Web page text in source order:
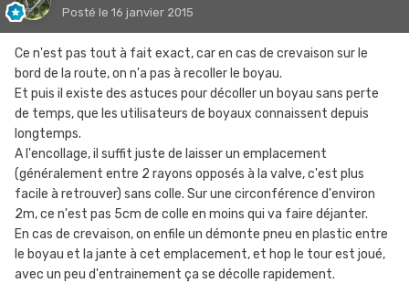
Posté le 16 janvier 2015
Ce n'est pas tout à fait exact, car en cas de crevaison sur le
bord de la route, on n'a pas à recoller le boyau.
Et puis il existe des astuces pour décoller un boyau sans perte
de temps, que les utilisateurs de boyaux connaissent depuis
longtemps.
A l'encollage, il suffit juste de laisser un emplacement
(généralement entre 2 rayons opposés à la valve, c'est plus
facile à retrouver) sans colle. Sur une circonférence d'environ
2m, ce n'est pas 5cm de colle en moins qui va faire déjanter.
En cas de crevaison, on enfile un démonte pneu en plastic entre
le boyau et la jante à cet emplacement, et hop le tour est joué,
avec un peu d'entrainement ça se décolle rapidement.